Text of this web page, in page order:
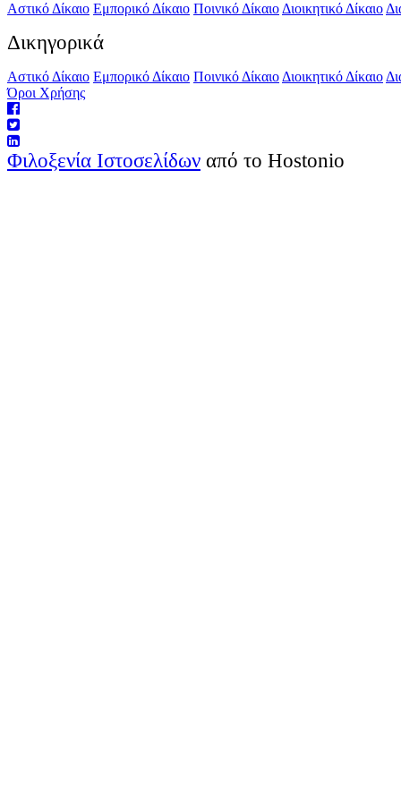
Αστικό Δίκαιο Εμπορικό Δίκαιο Ποινικό Δίκαιο Διοικητικό Δίκαιο
Δικηγορικά
Αστικό Δίκαιο Εμπορικό Δίκαιο Ποινικό Δίκαιο Διοικητικό Δίκαιο
Όροι Χρήσης
Φιλοξενία Ιστοσελίδων από το Hostonio